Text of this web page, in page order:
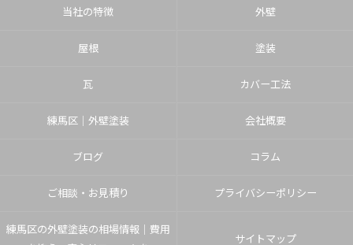
当社の特徴 外壁
屋根 塗装
瓦 カバー工法
練馬区│外壁塗装 会社概要
ブログ コラム
ご相談・お見積り プライバシーポリシー
練馬区の外壁塗装の相場情報｜費用
サイトマップ